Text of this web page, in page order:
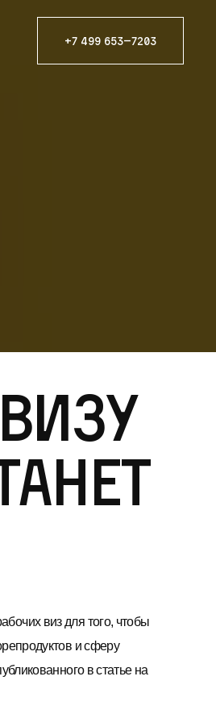
+7 499 653—7203
виз для того, чтобы
и сферу
в статье на